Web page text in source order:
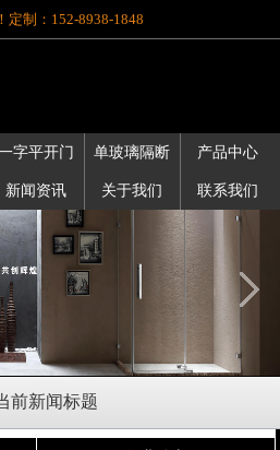
定制：152-8938-1848
字平开门 单玻璃隔断 产品中心
新闻资讯 关于我们 联系我们
前新闻标题